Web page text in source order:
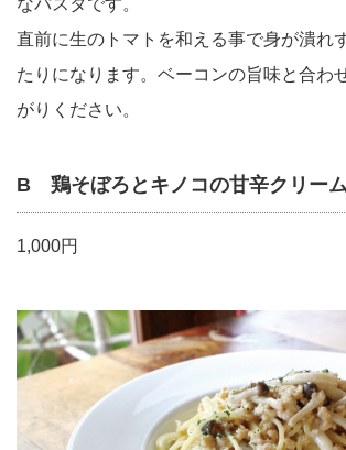
なパスタです。
直前に生のトマトを和える事で身が潰れ
たりになります。ベーコンの旨味と合わ
がりください。
B 鶏そぼろとキノコの甘辛クリー
1,000円